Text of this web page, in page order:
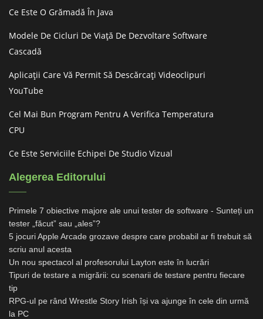
Ce Este O Grămadă În Java
Modele De Cicluri De Viață De Dezvoltare Software
Cascadă
Aplicații Care Vă Permit Să Descărcați Videoclipuri
YouTube
Cel Mai Bun Program Pentru A Verifica Temperatura
CPU
Ce Este Serviciile Echipei De Studio Vizual
Alegerea Editorului
Primele 7 obiective majore ale unui tester de software - Sunteți un
tester „făcut” sau „ales”?
5 jocuri Apple Arcade grozave despre care probabil ar fi trebuit să
scriu anul acesta
Un nou spectacol al profesorului Layton este în lucrări
Tipuri de testare a migrării: cu scenarii de testare pentru fiecare
tip
RPG-ul pe rând Wrestle Story Irish își va ajunge în cele din urmă
la PC